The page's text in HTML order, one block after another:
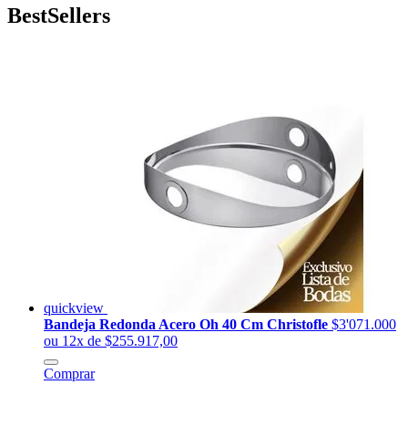
BestSellers
quickview
Bandeja Redonda Acero Oh 40 Cm Christofle $3'071.000
ou 12x de $255.917,00
Comprar